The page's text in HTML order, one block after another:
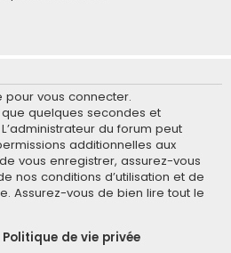
vous connecter.
quelques secondes et
du forum peut
additionnelles aux
vous enregistrer, assurez-vous
nos conditions d’utilisation et de
Assurez-vous de bien lire tout le
Politique de vie privée